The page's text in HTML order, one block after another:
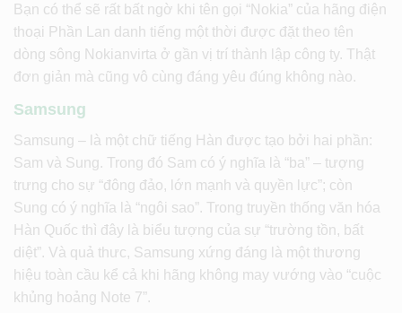
Bạn có thể sẽ rất bất ngờ khi tên gọi “Nokia” của hãng điện
thoại Phần Lan danh tiếng một thời được đặt theo tên
dòng sông Nokianvirta ở gần vị trí thành lập công ty. Thật
đơn giản mà cũng vô cùng đáng yêu đúng không nào.
Samsung
Samsung – là một chữ tiếng Hàn được tạo bởi hai phần:
Sam và Sung. Trong đó Sam có ý nghĩa là “ba” – tượng
trưng cho sự “đông đảo, lớn mạnh và quyền lực”; còn
Sung có ý nghĩa là “ngôi sao”. Trong truyền thống văn hóa
Hàn Quốc thì đây là biểu tượng của sự “trường tồn, bất
diệt”. Và quả thưc, Samsung xứng đáng là một thương
hiệu toàn cầu kể cả khi hãng không may vướng vào “cuộc
khủng hoảng Note 7”.